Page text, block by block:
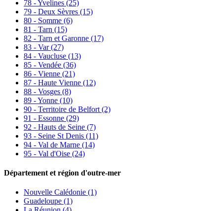
78 - Yvelines (25)
79 - Deux Sèvres (15)
80 - Somme (6)
81 - Tarn (15)
82 - Tarn et Garonne (17)
83 - Var(27)
84 - Vaucluse (13)
85 - Vendée (36)
86 - Vienne (21)
87 - Haute Vienne (12)
88 - Vosges (8)
89 - Yonne (10)
90 - Territoire de Belfort (2)
91 - Essonne (29)
92 - Hauts de Seine (7)
93 - Seine St Denis (11)
94 - Val de Marne (14)
95 - Val d'Oise (24)
Département et région d'outre-mer
Nouvelle Calédonie (1)
Guadeloupe (1)